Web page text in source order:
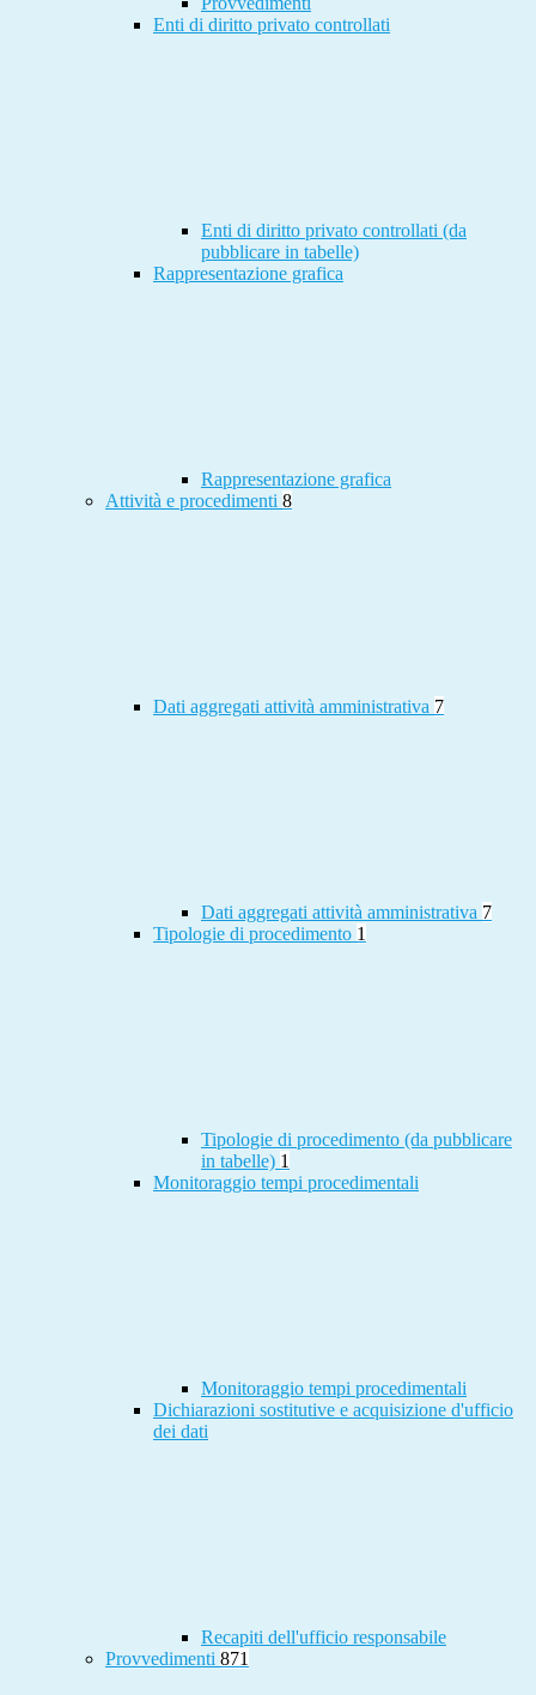
Enti di diritto privato controllati
Enti di diritto privato controllati (da
pubblicare in tabelle)
Rappresentazione grafica
Rappresentazione grafica
Attività e procedimenti 8
Dati aggregati attività amministrativa 7
Dati aggregati attività amministrativa 7
Tipologie di procedimento 1
Tipologie di procedimento (da pubblicare
in tabelle) 1
Monitoraggio tempi procedimentali
Monitoraggio tempi procedimentali
Dichiarazioni sostitutive e acquisizione d'ufficio
dei dati
Recapiti dell'ufficio responsabile
Provvedimenti 871